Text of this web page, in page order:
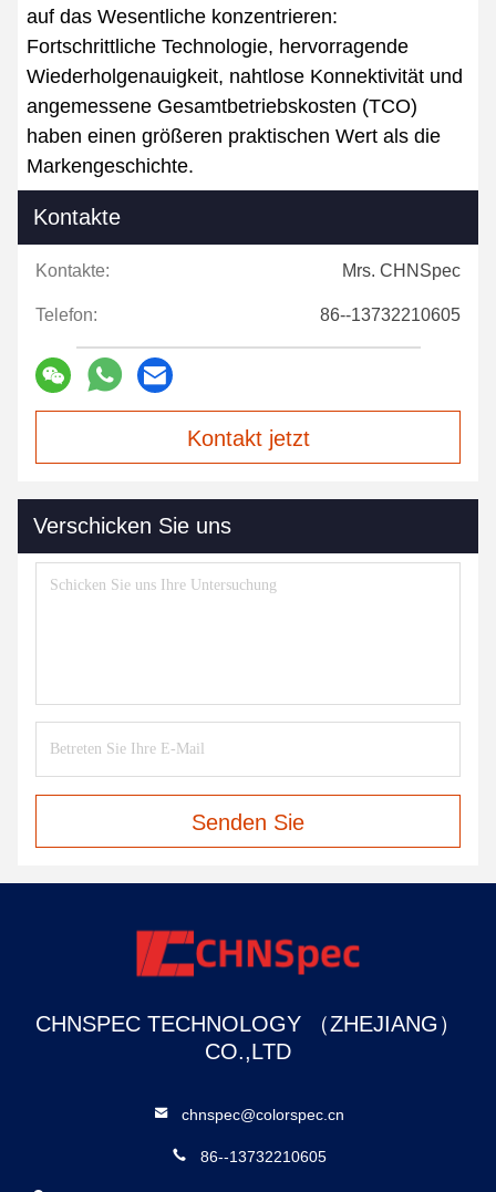
auf das Wesentliche konzentrieren:
Fortschrittliche Technologie, hervorragende
Wiederholgenauigkeit, nahtlose Konnektivität und
angemessene Gesamtbetriebskosten (TCO)
haben einen größeren praktischen Wert als die
Markengeschichte.
Kontakte
Kontakte: Mrs. CHNSpec
Telefon: 86--13732210605
Kontakt jetzt
Verschicken Sie uns
Senden Sie
CHNSPEC TECHNOLOGY （ZHEJIANG）
CO.,LTD
chnspec@colorspec.cn
86--13732210605